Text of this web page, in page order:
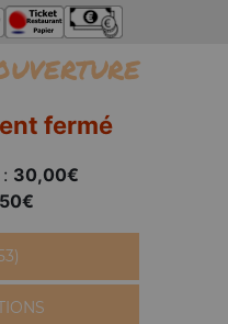
fermé
30,00€